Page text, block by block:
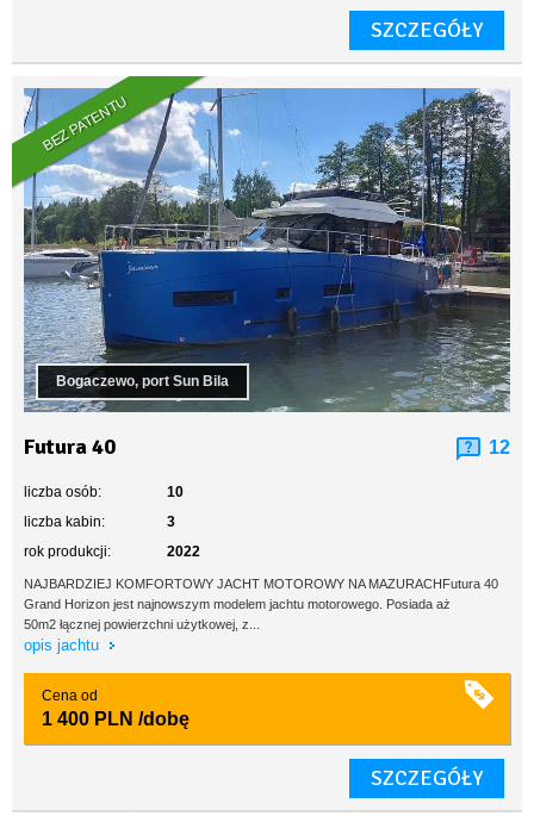
SZCZEGÓŁY
BEZ PATENTU
Bogaczewo, port Sun Bila
Futura 40 12
liczba osób:
10
liczba kabin:
3
rok produkcji:
2022
NAJBARDZIEJ KOMFORTOWY JACHT MOTOROWY NA MAZURACHFutura 40
Grand Horizon jest najnowszym modelem jachtu motorowego. Posiada aż
50m2 łącznej powierzchni użytkowej, z...
opis jachtu
Cena od
1 400 PLN /dobę
SZCZEGÓŁY